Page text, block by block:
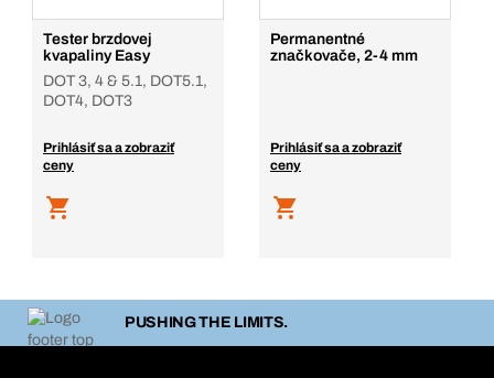
Tester brzdovej
kvapaliny Easy
DOT 3, 4 & 5.1, DOT5.1,
DOT4, DOT3
Prihlásiť sa a zobraziť
ceny
Permanentné
značkovače, 2-4 mm
Prihlásiť sa a zobraziť
ceny
PUSHING THE LIMITS.